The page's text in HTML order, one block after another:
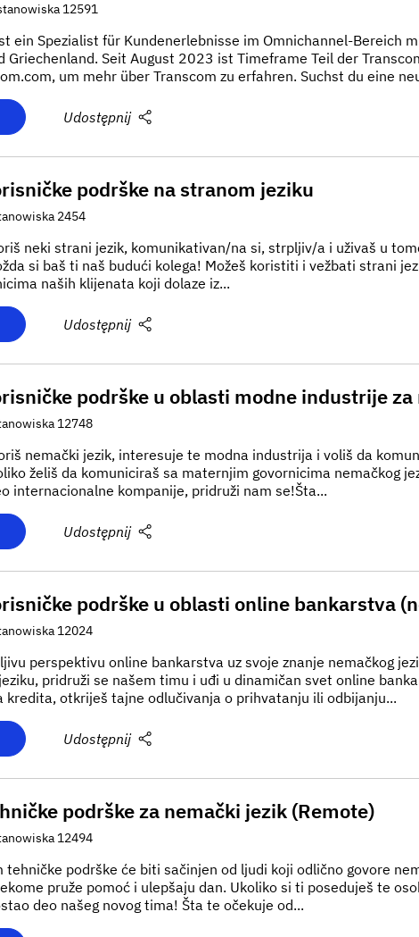
12591
ein Spezialist für Kundenerlebnisse im Omnichannel-Bereich
Griechenland. Seit August 2023 ist Timeframe Teil der
um mehr über Transcom zu erfahren. Suchst du eine
Udostępnij
podrške na stranom jeziku
2454
neki strani jezik, komunikativan/na si, strpljiv/a i uživaš u
si baš ti naš budući kolega! Možeš koristiti i vežbati strani
naših klijenata koji dolaze iz...
Udostępnij
podrške u oblasti modne industrije
12748
nemački jezik, interesuje te modna industrija i voliš da
želiš da komuniciraš sa maternjim govornicima nemačkog
internacionalne kompanije, pridruži nam se!Šta...
Udostępnij
podrške u oblasti online bankarstva
12024
perspektivu online bankarstva uz svoje znanje nemačkog
pridruži se našem timu i uđi u dinamičan svet online
kredita, otkriješ tajne odlučivanja o prihvatanju ili odbijanju...
Udostępnij
podrške za nemački jezik (Remote)
12494
tehničke podrške će biti sačinjen od ljudi koji odlično govore
pruže pomoć i ulepšaju dan. Ukoliko si ti poseduješ te
deo našeg novog tima! Šta te očekuje od...